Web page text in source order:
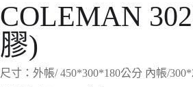
COLEMAN
膠)
尺寸：外帳/ 450*300*180公分 內帳/